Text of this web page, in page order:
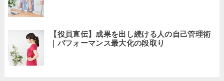
【役員直伝】成果を出し続ける人の自己管理術
｜パフォーマンス最大化の段取り